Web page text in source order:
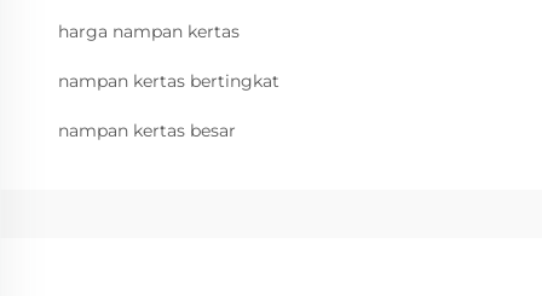
harga nampan kertas
nampan kertas bertingkat
nampan kertas besar